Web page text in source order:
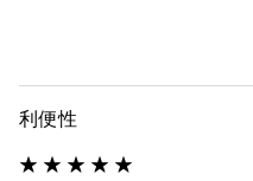
利便性